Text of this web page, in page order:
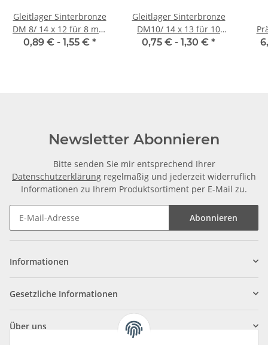
Gleitlager Sinterbronze
DM 8/ 14 x 12 für 8 mm
Welle
0,89 € - 1,55 € *
Gleitlager Sinterbronze
DM10/ 14 x 13 für 10
mm Welle
0,75 € - 1,30 € *
Newsletter Abonnieren
Bitte senden Sie mir entsprechend Ihrer
Datenschutzerklärung regelmäßig und jederzeit widerruflich
Informationen zu Ihrem Produktsortiment per E-Mail zu.
Abonnieren
Informationen
Gesetzliche Informationen
Über uns